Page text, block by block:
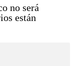
no será
están